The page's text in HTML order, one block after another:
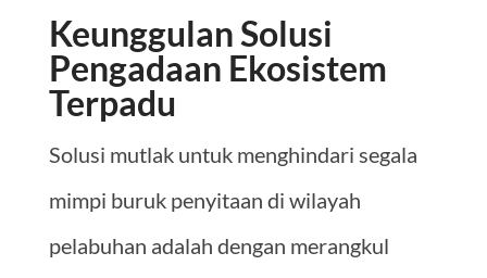
Keunggulan Solusi
Pengadaan Ekosistem
Terpadu
Solusi mutlak untuk menghindari segala
mimpi buruk penyitaan di wilayah
pelabuhan adalah dengan merangkul